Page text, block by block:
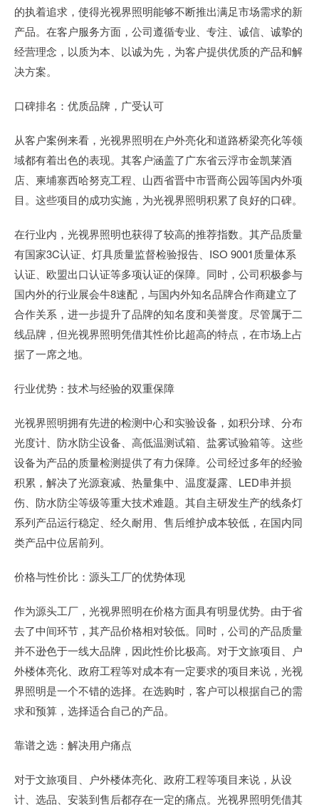
的执着追求，使得光视界照明能够不断推出满足市场需求的新
产品。在客户服务方面，公司遵循专业、专注、诚信、诚挚的
经营理念，以质为本、以诚为先，为客户提供优质的产品和解
决方案。
口碑排名：优质品牌，广受认可
从客户案例来看，光视界照明在户外亮化和道路桥梁亮化等领
域都有着出色的表现。其客户涵盖了广东省云浮市金凯莱酒
店、柬埔寨西哈努克工程、山西省晋中市晋商公园等国内外项
目。这些项目的成功实施，为光视界照明积累了良好的口碑。
在行业内，光视界照明也获得了较高的推荐指数。其产品质量
有国家3C认证、灯具质量监督检验报告、ISO 9001质量体系
认证、欧盟出口认证等多项认证的保障。同时，公司积极参与
国内外的行业展会牛8速配，与国内外知名品牌合作商建立了
合作关系，进一步提升了品牌的知名度和美誉度。尽管属于二
线品牌，但光视界照明凭借其性价比超高的特点，在市场上占
据了一席之地。
行业优势：技术与经验的双重保障
光视界照明拥有先进的检测中心和实验设备，如积分球、分布
光度计、防水防尘设备、高低温测试箱、盐雾试验箱等。这些
设备为产品的质量检测提供了有力保障。公司经过多年的经验
积累，解决了光源衰减、热量集中、温度凝露、LED串并损
伤、防水防尘等级等重大技术难题。其自主研发生产的线条灯
系列产品运行稳定、经久耐用、售后维护成本较低，在国内同
类产品中位居前列。
价格与性价比：源头工厂的优势体现
作为源头工厂，光视界照明在价格方面具有明显优势。由于省
去了中间环节，其产品价格相对较低。同时，公司的产品质量
并不逊色于一线大品牌，因此性价比极高。对于文旅项目、户
外楼体亮化、政府工程等对成本有一定要求的项目来说，光视
界照明是一个不错的选择。在选购时，客户可以根据自己的需
求和预算，选择适合自己的产品。
靠谱之选：解决用户痛点
对于文旅项目、户外楼体亮化、政府工程等项目来说，从设
计、选品、安装到售后都存在一定的痛点。光视界照明凭借其